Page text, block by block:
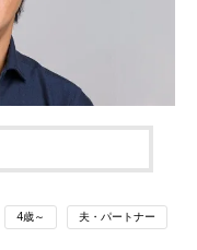
4歳～ 夫・パートナー